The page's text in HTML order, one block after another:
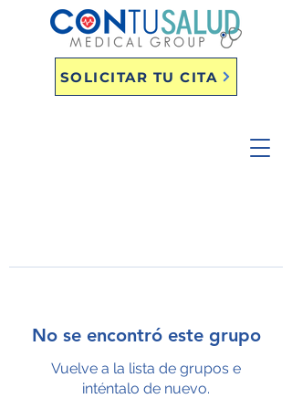
SOLICITAR TU CITA
No se encontró este grupo
Vuelve a la lista de grupos e
inténtalo de nuevo.